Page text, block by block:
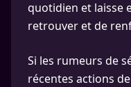
quotidien et laisse
retrouver et de
Si les rumeurs de
récentes actions